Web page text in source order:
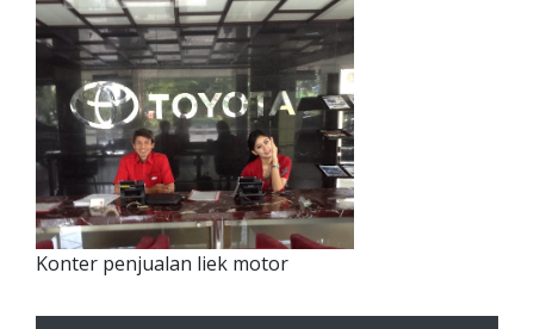
Konter penjualan liek motor